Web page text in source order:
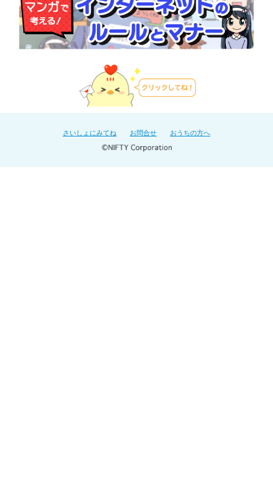
さいしょにみてね お問合せ おうちの方へ